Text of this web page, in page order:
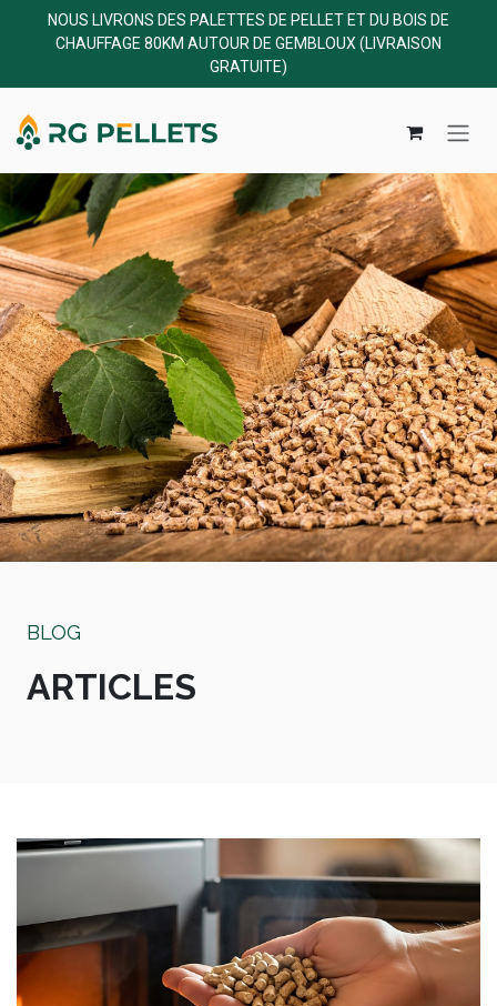
NOUS LIVRONS DES PALETTES DE PELLET ET DU BOIS DE
CHAUFFAGE 80KM AUTOUR DE GEMBLOUX (LIVRAISON
GRATUITE)
BLOG
ARTICLES